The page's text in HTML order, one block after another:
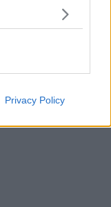
Privacy Policy